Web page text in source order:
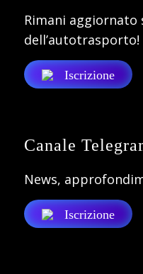
Rimani aggiornato
dell’autotrasporto!
Iscrizione
Canale
News,
Iscrizione